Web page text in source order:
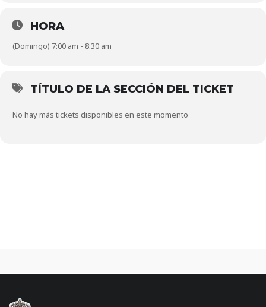
HORA
(Domingo) 7:00 am - 8:30 am
TÍTULO DE LA SECCIÓN DEL TICKET
No hay más tickets disponibles en este momento